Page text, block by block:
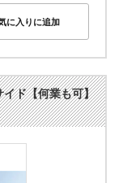
に入りに追加
イド【何業も可】